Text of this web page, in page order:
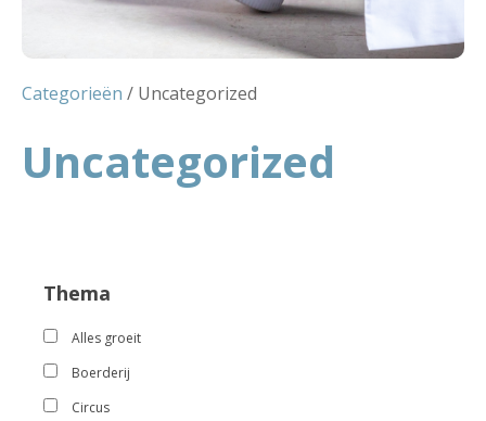
Categorieën / Uncategorized
Uncategorized
Thema
Alles groeit
Boerderij
Circus